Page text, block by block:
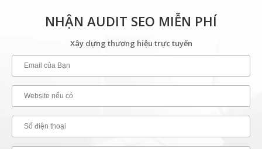
NHẬN AUDIT SEO MIỄN PHÍ
Xây dựng thương hiệu trực tuyến